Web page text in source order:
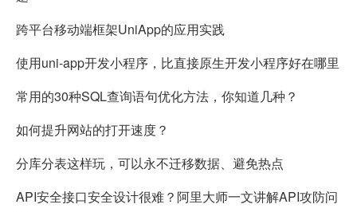
跨平台移动端框架UniApp的应用实践
使用uni-app开发小程序，比直接原生开发小程序好在哪里
常用的30种SQL查询语句优化方法，你知道几种？
如何提升网站的打开速度？
分库分表这样玩，可以永不迁移数据、避免热点
API安全接口安全设计很难？阿里大师一文讲解API攻防问